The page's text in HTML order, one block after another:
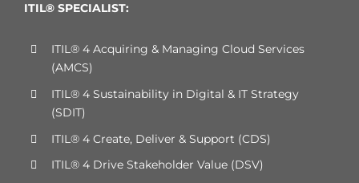
ITIL® SPECIALIST:
ITIL® 4 Acquiring & Managing Cloud Services
(AMCS)
ITIL® 4 Sustainability in Digital & IT Strategy
(SDIT)
ITIL® 4 Create, Deliver & Support (CDS)
ITIL® 4 Drive Stakeholder Value (DSV)